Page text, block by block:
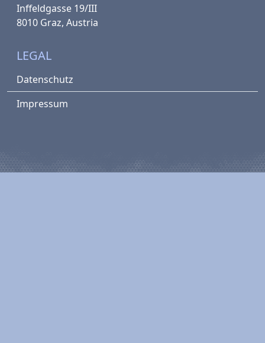
Inffeldgasse 19/III
8010 Graz, Austria
LEGAL
Datenschutz
Impressum